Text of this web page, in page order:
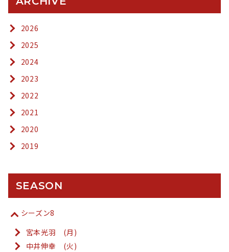
2026
2025
2024
2023
2022
2021
2020
2019
SEASON
シーズン8
宮本光羽 (月)
中井伸幸 (火)